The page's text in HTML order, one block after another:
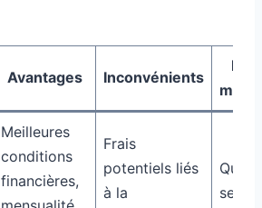
Avantages Inconvénients
Meilleures
conditions
financières,
Frais
potentiels liés
à la